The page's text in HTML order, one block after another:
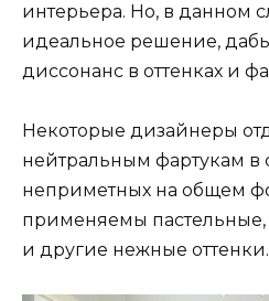
интерьера. Но, в данном
идеальное решение,
диссонанс в оттенках и
Некоторые дизайнеры
нейтральным фартукам в
неприметных на общем
применяемы
и другие нежные оттенки.